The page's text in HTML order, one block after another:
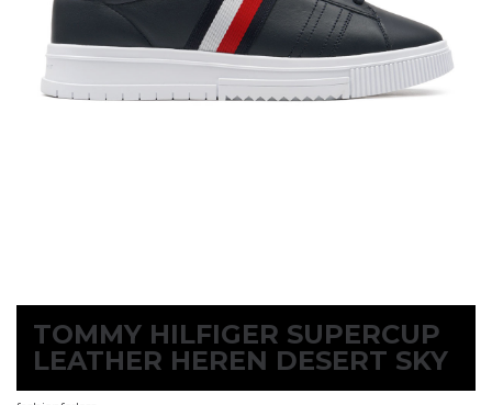
TOMMY HILFIGER SUPERCUP
LEATHER HEREN DESERT SKY